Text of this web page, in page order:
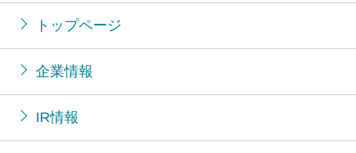
トップページ
企業情報
IR情報